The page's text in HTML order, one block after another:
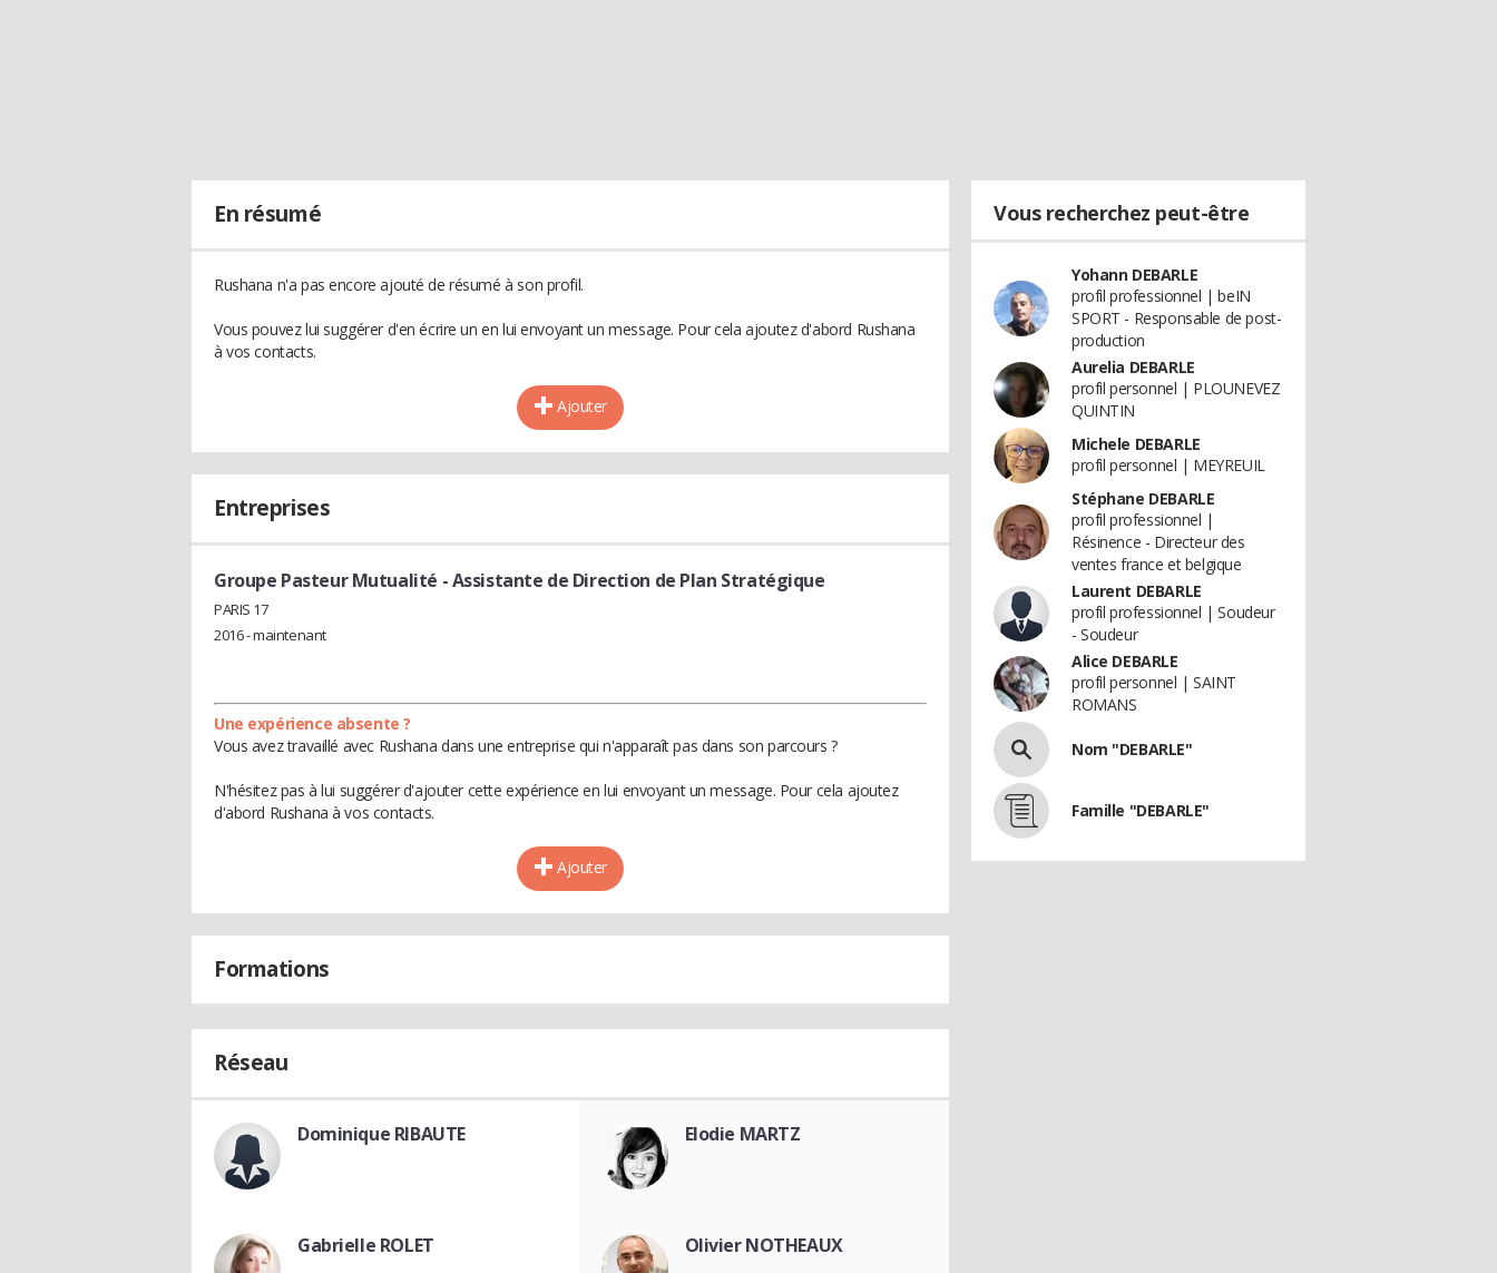
En résumé
Rushana n'a pas encore ajouté de résumé à son profil.
Vous pouvez lui suggérer d'en écrire un en lui envoyant un message. Pour cela ajoutez d'abord Rushana
à vos contacts.
Ajouter
Entreprises
Groupe Pasteur Mutualité - Assistante de Direction de Plan Stratégique
PARIS 17
2016 - maintenant
Une expérience absente ?
Vous avez travaillé avec Rushana dans une entreprise qui n'apparaît pas dans son parcours ?
N'hésitez pas à lui suggérer d'ajouter cette expérience en lui envoyant un message. Pour cela ajoutez
d'abord Rushana à vos contacts.
Ajouter
Formations
Réseau
Dominique RIBAUTE Elodie MARTZ
Gabrielle ROLET Olivier NOTHEAUX
Vous recherchez peut-être
Yohann DEBARLE
profil professionnel | beIN
SPORT - Responsable de post-
production
Aurelia DEBARLE
profil personnel | PLOUNEVEZ
QUINTIN
Michele DEBARLE
profil personnel | MEYREUIL
Stéphane DEBARLE
profil professionnel |
Résinence - Directeur des
ventes france et belgique
Laurent DEBARLE
profil professionnel | Soudeur
- Soudeur
Alice DEBARLE
profil personnel | SAINT
ROMANS
Nom "DEBARLE"
Famille "DEBARLE"